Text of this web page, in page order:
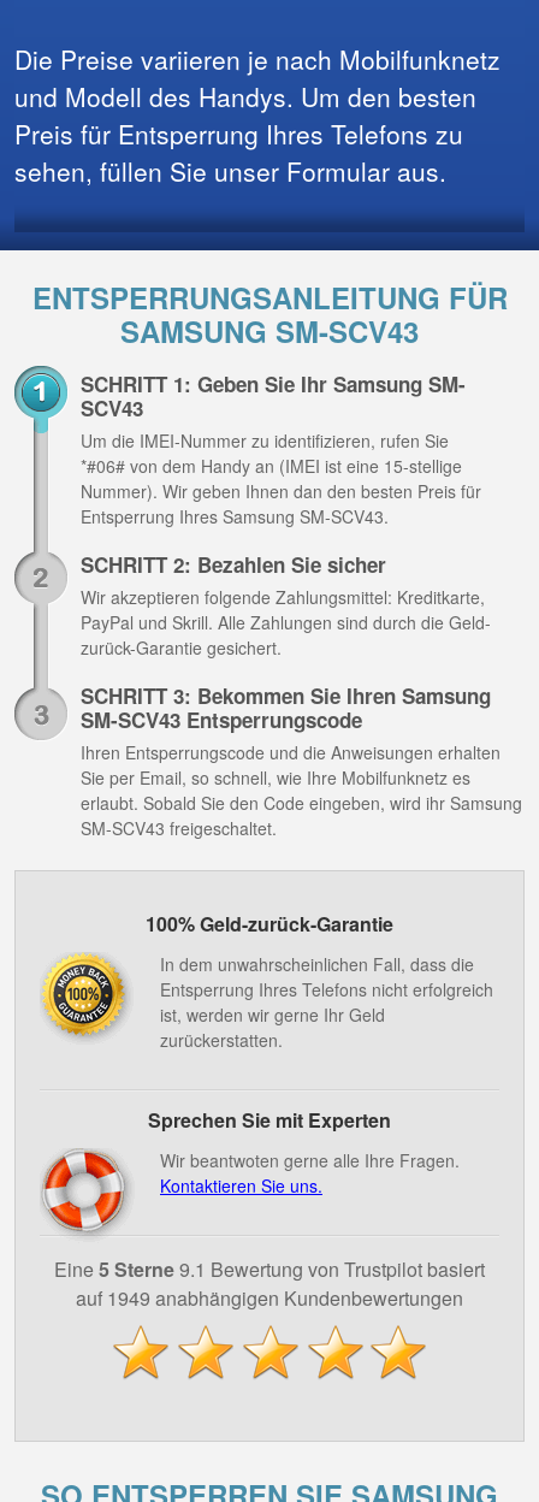
Die Preise variieren je nach Mobilfunknetz
und Modell des Handys. Um den besten
Preis für Entsperrung Ihres Telefons zu
sehen, füllen Sie unser Formular aus.
ENTSPERRUNGSANLEITUNG FÜR
SAMSUNG SM-SCV43
SCHRITT 1: Geben Sie Ihr Samsung SM-
SCV43
Um die IMEI-Nummer zu identifizieren, rufen Sie
*#06# von dem Handy an (IMEI ist eine 15-stellige
Nummer). Wir geben Ihnen dan den besten Preis für
Entsperrung Ihres Samsung SM-SCV43.
SCHRITT 2: Bezahlen Sie sicher
Wir akzeptieren folgende Zahlungsmittel: Kreditkarte,
PayPal und Skrill. Alle Zahlungen sind durch die Geld-
zurück-Garantie gesichert.
SCHRITT 3: Bekommen Sie Ihren Samsung
SM-SCV43 Entsperrungscode
Ihren Entsperrungscode und die Anweisungen erhalten
Sie per Email, so schnell, wie Ihre Mobilfunknetz es
erlaubt. Sobald Sie den Code eingeben, wird ihr Samsung
SM-SCV43 freigeschaltet.
100% Geld-zurück-Garantie
In dem unwahrscheinlichen Fall, dass die
Entsperrung Ihres Telefons nicht erfolgreich
ist, werden wir gerne Ihr Geld
zurückerstatten.
Sprechen Sie mit Experten
Wir beantwoten gerne alle Ihre Fragen.
Kontaktieren Sie uns.
Eine 5 Sterne9.1 Bewertung von Trustpilot basiert
auf 1949 anabhängigen Kundenbewertungen